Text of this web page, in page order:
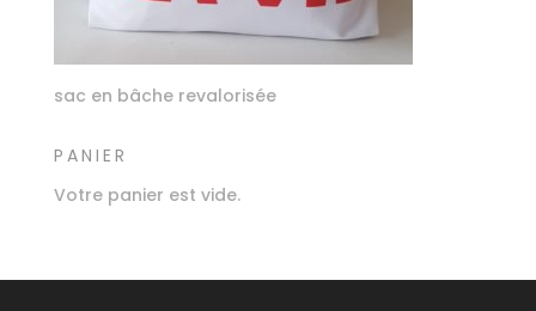
sac en bâche revalorisée
PANIER
Votre panier est vide.